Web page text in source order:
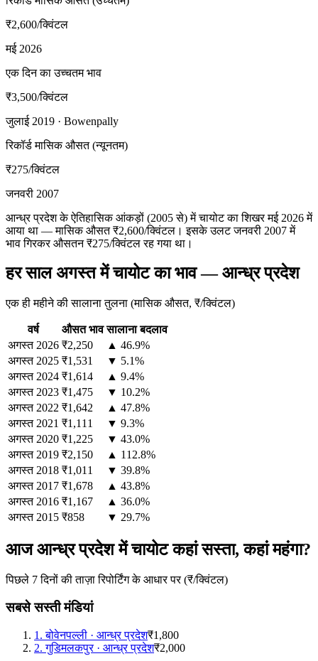
₹2,600/क्विंटल
मई 2026
एक दिन का उच्चतम भाव
₹3,500/क्विंटल
जुलाई 2019 · Bowenpally
रिकॉर्ड मासिक औसत (न्यूनतम)
₹275/क्विंटल
जनवरी 2007
आन्ध्र प्रदेश के ऐतिहासिक आंकड़ों (2005 से) में चायोट का शिखर मई 2026 में
आया था — मासिक औसत ₹2,600/क्विंटल। इसके उलट जनवरी 2007 में
भाव गिरकर औसतन ₹275/क्विंटल रह गया था।
हर साल अगस्त में चायोट का भाव — आन्ध्र प्रदेश
एक ही महीने की सालाना तुलना (मासिक औसत, ₹/क्विंटल)
वर्ष औसत भाव सालाना बदलाव
अगस्त 2026 ₹2,250
▲ 46.9%
अगस्त 2025 ₹1,531
▼ 5.1%
अगस्त 2024 ₹1,614
▲ 9.4%
अगस्त 2023 ₹1,475
▼ 10.2%
अगस्त 2022 ₹1,642
▲ 47.8%
अगस्त 2021 ₹1,111
▼ 9.3%
अगस्त 2020 ₹1,225
▼ 43.0%
अगस्त 2019 ₹2,150
▲ 112.8%
अगस्त 2018 ₹1,011
▼ 39.8%
अगस्त 2017 ₹1,678
▲ 43.8%
अगस्त 2016 ₹1,167
▲ 36.0%
अगस्त 2015 ₹858 ▼ 29.7%
आज आन्ध्र प्रदेश में चायोट कहां सस्ता, कहां महंगा?
पिछले 7 दिनों की ताज़ा रिपोर्टिंग के आधार पर (₹/क्विंटल)
सबसे सस्ती मंडियां
1 .बोवेनपल्ली · आन्ध्र प्रदेश₹1,800
2.गुडिमलकपुर· आन्ध्र प्रदेश₹2,000